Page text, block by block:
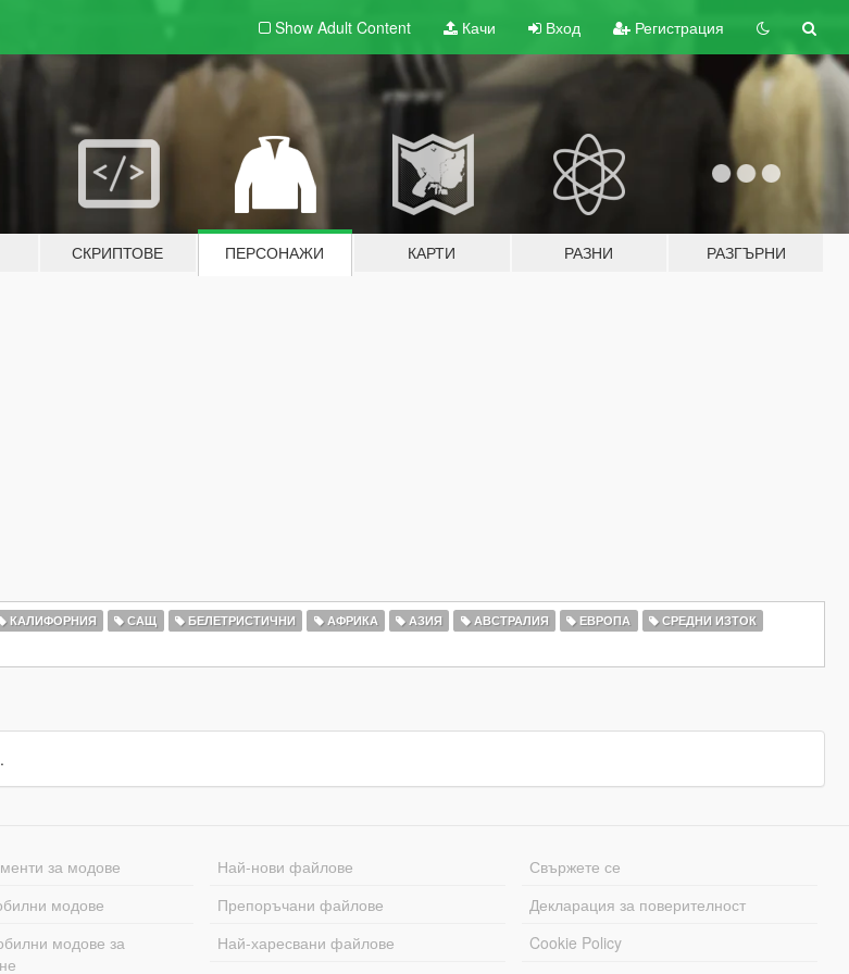
Show Adult Content Качи Вход Регистрация
СКРИПТОВЕ ПЕРСОНАЖИ КАРТИ РАЗНИ РАЗГЪРНИ
КАЛИФОРНИЯ САЩ БЕЛЕТРИСТИЧНИ АФРИКА АЗИЯ АВСТРАЛИЯ ЕВРОПА
СРЕДНИ ИЗТОК
за модове
модове
модове за
Най-нови файлове
Препоръчани файлове
Най-харесвани файлове
Свържете се
Декларация за поверителност
Cookie Policy